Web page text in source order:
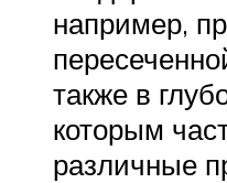
например,
также в
которым
различные